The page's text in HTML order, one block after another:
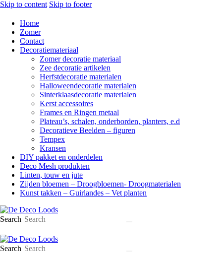
Skip to content Skip to footer
Home
Zomer
Contact
Decoratiemateriaal
Zomer decoratie materiaal
Zee decoratie artikelen
Herfstdecoratie materialen
Halloweendecoratie materialen
Sinterklaasdecoratie materialen
Kerst accessoires
Frames en Ringen metaal
Plateau’s, schalen, onderborden, planters, e.d
Decoratieve Beelden – figuren
Tempex
Kransen
DIY pakket en onderdelen
Deco Mesh produkten
Linten, touw en jute
Zijden bloemen – Droogbloemen- Droogmaterialen
Kunst takken – Guirlandes – Vet planten
Search
Search